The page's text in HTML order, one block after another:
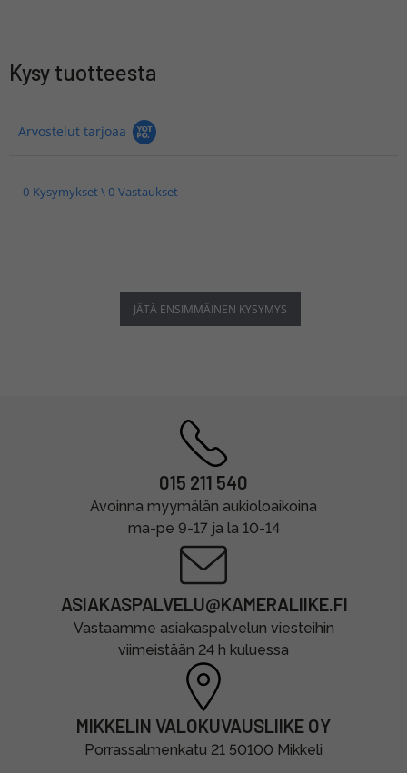
Kysy tuotteesta
Arvostelut tarjoaa
0 Kysymykset \ 0 Vastaukset
JÄTÄ ENSIMMÄINEN KYSYMYS
015 211 540
Avoinna myymälän aukioloaikoina
ma-pe 9-17 ja la 10-14
ASIAKASPALVELU@KAMERALIIKE.FI
Vastaamme asiakaspalvelun viesteihin
viimeistään 24 h kuluessa
MIKKELIN VALOKUVAUSLIIKE OY
Porrassalmenkatu 21 50100 Mikkeli